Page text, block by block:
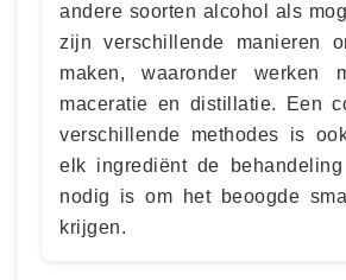
andere soorten alcohol als
zijn verschillende manieren
maken, waaronder werken
maceratie en distillatie. Een
verschillende methodes is
elk ingrediënt de
nodig is om het beoogde
krijgen.